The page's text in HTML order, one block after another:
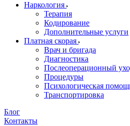
Наркология
Терапия
Кодирование
Дополнительные услуги
Платная скорая
Врач и бригада
Диагностика
Послеоперационный
Процедуры
Психологическая
Транспортировка
Блог
Контакты